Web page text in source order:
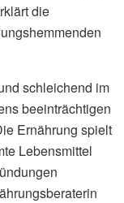
die
schleichend im
beeinträchtigen
Ernährung spielt
Lebensmittel